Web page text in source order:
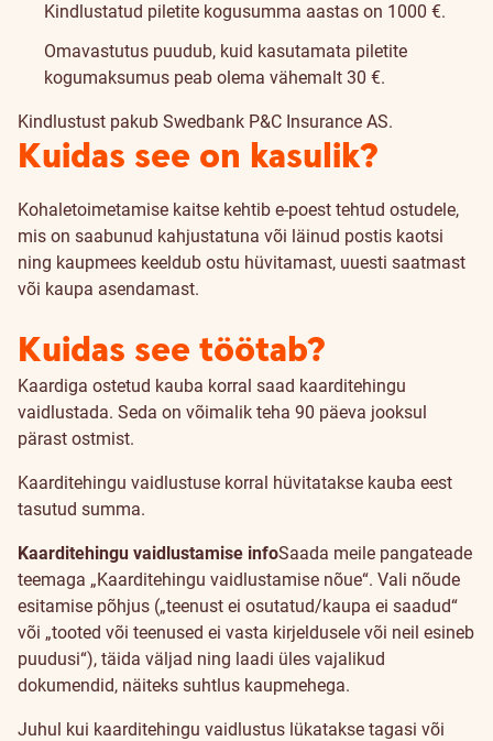
Kindlustatud piletite kogusumma aastas on 1000 €.
Omavastutus puudub, kuid kasutamata piletite
kogumaksumus peab olema vähemalt 30 €.
Kindlustust pakub Swedbank P&C Insurance AS.
Kuidas see on kasulik?
Kohaletoimetamise kaitse kehtib e-poest tehtud ostudele,
mis on saabunud kahjustatuna või läinud postis kaotsi
ning kaupmees keeldub ostu hüvitamast, uuesti saatmast
või kaupa asendamast.
Kuidas see töötab?
Kaardiga ostetud kauba korral saad kaarditehingu
vaidlustada. Seda on võimalik teha 90 päeva jooksul
pärast ostmist.
Kaarditehingu vaidlustuse korral hüvitatakse kauba eest
tasutud summa.
Kaarditehingu vaidlustamise infoSaada meile pangateade
teemaga „Kaarditehingu vaidlustamise nõue“. Vali nõude
esitamise põhjus („teenust ei osutatud/kaupa ei saadud“
või „tooted või teenused ei vasta kirjeldusele või neil esineb
puudusi“), täida väljad ning laadi üles vajalikud
dokumendid, näiteks suhtlus kaupmehega.
Juhul kui kaarditehingu vaidlustus lükatakse tagasi või